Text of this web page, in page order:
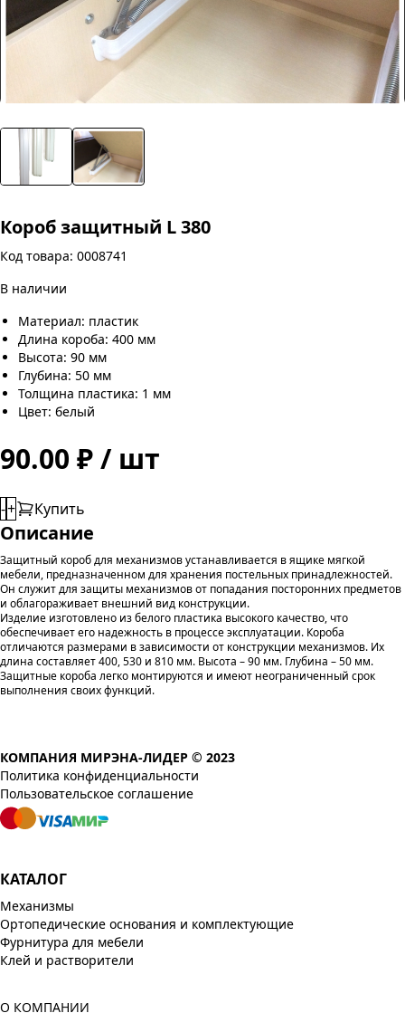
Короб защитный L 380
Код товара: 0008741
В наличии
Материал: пластик
Длина короба: 400 мм
Высота: 90 мм
Глубина: 50 мм
Толщина пластика: 1 мм
Цвет: белый
90.00 ₽ / шт
-+ Купить
Описание
Защитный короб для механизмов устанавливается в ящике мягкой
мебели, предназначенном для хранения постельных принадлежностей.
Он служит для защиты механизмов от попадания посторонних предметов
и облагораживает внешний вид конструкции.
Изделие изготовлено из белого пластика высокого качество, что
обеспечивает его надежность в процессе эксплуатации. Короба
отличаются размерами в зависимости от конструкции механизмов. Их
длина составляет 400, 530 и 810 мм. Высота – 90 мм. Глубина – 50 мм.
Защитные короба легко монтируются и имеют неограниченный срок
выполнения своих функций.
КОМПАНИЯ МИРЭНА-ЛИДЕР © 2023
Политика конфиденциальности
Пользовательское соглашение
КАТАЛОГ
Механизмы
Ортопедические основания и комплектующие
Фурнитура для мебели
Клей и растворители
О КОМПАНИИ